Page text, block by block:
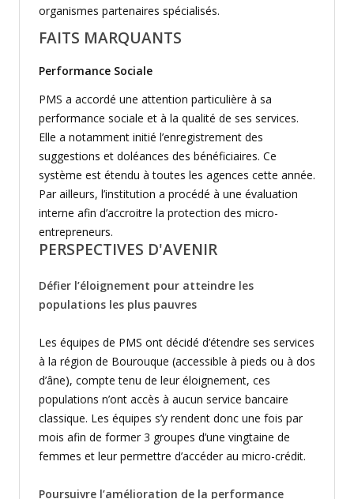
organismes partenaires spécialisés.
FAITS MARQUANTS
Performance Sociale
PMS a accordé une attention particulière à sa
performance sociale et à la qualité de ses services.
Elle a notamment initié l’enregistrement des
suggestions et doléances des bénéficiaires. Ce
système est étendu à toutes les agences cette année.
Par ailleurs, l’institution a procédé à une évaluation
interne afin d’accroitre la protection des micro-
entrepreneurs.
PERSPECTIVES D'AVENIR
Défier l’éloignement pour atteindre les
populations les plus pauvres
Les équipes de PMS ont décidé d’étendre ses services
à la région de Bourouque (accessible à pieds ou à dos
d’âne), compte tenu de leur éloignement, ces
populations n’ont accès à aucun service bancaire
classique. Les équipes s’y rendent donc une fois par
mois afin de former 3 groupes d’une vingtaine de
femmes et leur permettre d’accéder au micro-crédit.
Poursuivre l’amélioration de la performance